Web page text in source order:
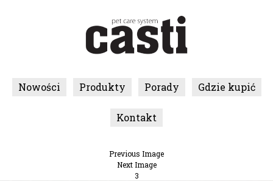
Nowości Produkty Porady Gdzie kupić
Kontakt
Previous Image
Next Image
3